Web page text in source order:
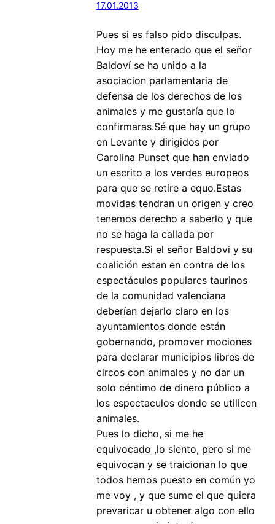
17.01.2013
Pues si es falso pido disculpas.
Hoy me he enterado que el señor
Baldoví se ha unido a la
asociacion parlamentaria de
defensa de los derechos de los
animales y me gustaría que lo
confirmaras.Sé que hay un grupo
en Levante y dirigidos por
Carolina Punset que han enviado
un escrito a los verdes europeos
para que se retire a equo.Estas
movidas tendran un origen y creo
tenemos derecho a saberlo y que
no se haga la callada por
respuesta.Si el señor Baldovi y su
coalición estan en contra de los
espectáculos populares taurinos
de la comunidad valenciana
deberían dejarlo claro en los
ayuntamientos donde están
gobernando, promover mociones
para declarar municipios libres de
circos con animales y no dar un
solo céntimo de dinero público a
los espectaculos donde se utilicen
animales.
Pues lo dicho, si me he
equivocado ,lo siento, pero si me
equivocan y se traicionan lo que
todos hemos puesto en común yo
me voy , y que sume el que quiera
prevaricar u obtener algo con ello